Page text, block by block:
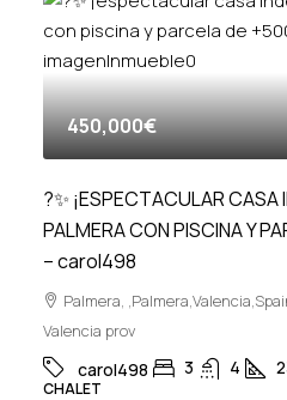
450,000€
?✨ ¡ESPECTACULAR CASA
PALMERA CON PISCINA Y
– carol498
Palmera,
Valencia prov
carol498 3 4
CHALET